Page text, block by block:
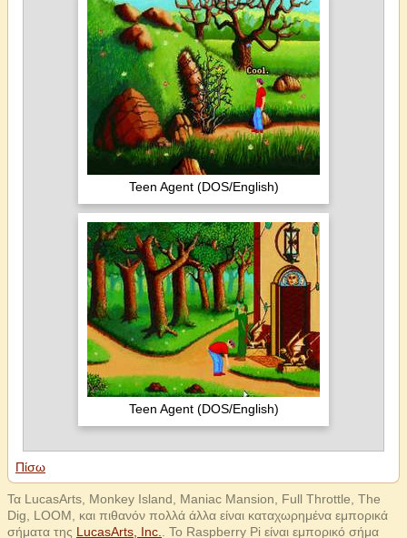
Teen Agent (DOS/English)
Teen Agent (DOS/English)
Πίσω
Τα LucasArts, Monkey Island, Maniac Mansion, Full Throttle, The
Dig, LOOM, και πιθανόν πολλά άλλα είναι καταχωρημένα εμπορικά
σήματα της LucasArts, Inc. . Το Raspberry Pi είναι εμπορικό σήμα